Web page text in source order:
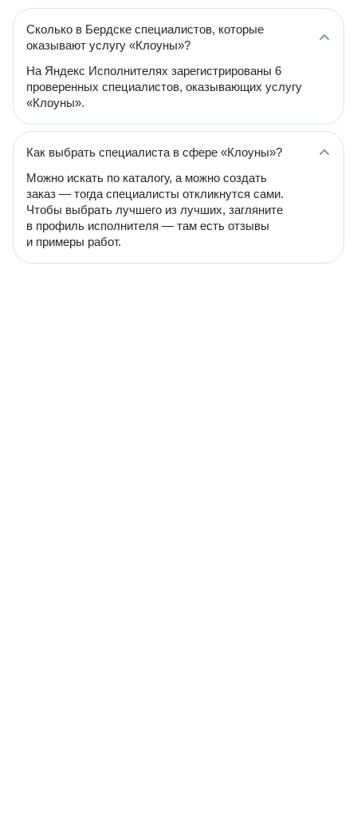
Сколько в Бердске специалистов, которые
оказывают услугу «Клоуны»?
На Яндекс Исполнителях зарегистрированы 6
проверенных специалистов, оказывающих услугу
«Клоуны».
Как выбрать специалиста в сфере «Клоуны»?
Можно искать по каталогу, а можно создать
заказ — тогда специалисты откликнутся сами.
Чтобы выбрать лучшего из лучших, загляните
в профиль исполнителя — там есть отзывы
и примеры работ.